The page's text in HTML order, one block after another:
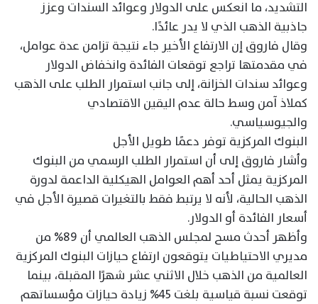
التشديد، ما انعكس على الدولار وعوائد السندات وعزز
جاذبية الذهب الذي لا يدر عائدًا.
وقال فاروق إن الارتفاع الأخير جاء نتيجة تزامن عدة عوامل،
في مقدمتها تراجع توقعات الفائدة وانخفاض الدولار
وعوائد سندات الخزانة، إلى جانب استمرار الطلب على الذهب
كملاذ آمن وسط حالة عدم اليقين الاقتصادي
والجيوسياسي.
البنوك المركزية توفر دعمًا طويل الأجل
وأشار فاروق إلى أن استمرار الطلب الرسمي من البنوك
المركزية يمثل أحد أهم العوامل الهيكلية الداعمة لدورة
الذهب الحالية، لأنه لا يرتبط فقط بالتغيرات قصيرة الأجل في
أسعار الفائدة أو الدولار.
وأظهر أحدث مسح لمجلس الذهب العالمي أن 89% من
مديري الاحتياطيات يتوقعون ارتفاع حيازات البنوك المركزية
العالمية من الذهب خلال الاثني عشر شهرًا المقبلة، بينما
توقعت نسبة قياسية بلغت 45% زيادة حيازات مؤسساتهم